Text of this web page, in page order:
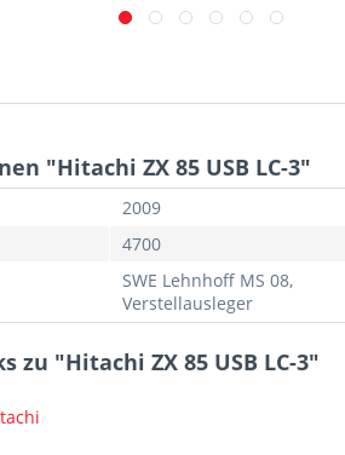
"Hitachi ZX 85 USB LC-3"
2009
4700
SWE Lehnhoff MS 08,
Verstellausleger
zu "Hitachi ZX 85 USB LC-3"